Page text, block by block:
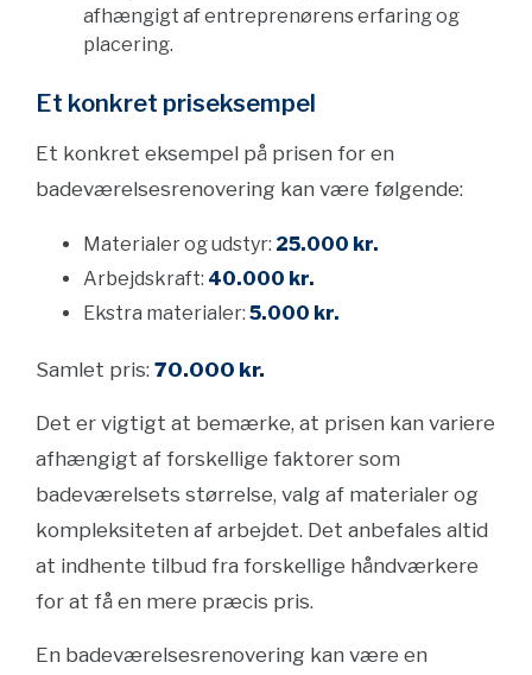
afhængigt af entreprenørens erfaring og
placering.
Et konkret priseksempel
Et konkret eksempel på prisen for en
badeværelsesrenovering kan være følgende:
Materialer og udstyr: 25.000 kr.
Arbejdskraft: 40.000 kr.
Ekstra materialer: 5.000 kr.
Samlet pris: 70.000 kr.
Det er vigtigt at bemærke, at prisen kan variere
afhængigt af forskellige faktorer som
badeværelsets størrelse, valg af materialer og
kompleksiteten af arbejdet. Det anbefales altid
at indhente tilbud fra forskellige håndværkere
for at få en mere præcis pris.
En badeværelsesrenovering kan være en